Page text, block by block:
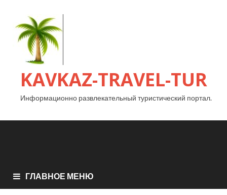
KAVKAZ-TRAVEL-TUR
Информационно развлекательный туристический портал.
ГЛАВНОЕ МЕНЮ